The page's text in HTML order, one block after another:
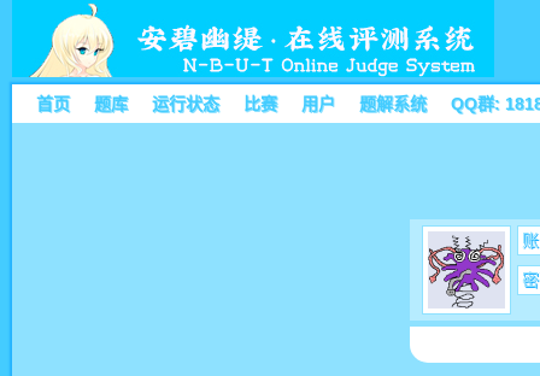
首页 题库 运行状态 比赛 用户 题解系统 QQ群: